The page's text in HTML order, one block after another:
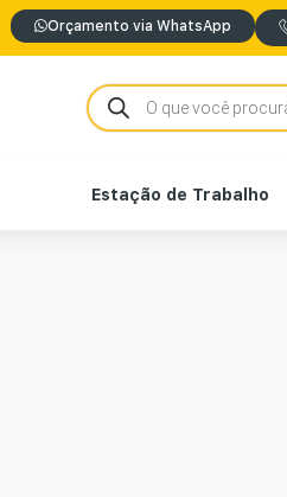
Orçamento via WhatsApp
Estação de Trabalho